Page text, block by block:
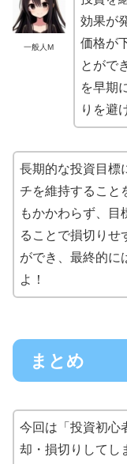
一般人M
効果が
価格が
とがで
を早期
りを避
長期的な投資目標
チを維持すること
もかかわらず、目
ることで損切りせ
ができ、最終的に
よ！
まとめ
今回は「投資初心
却・損切りしてし